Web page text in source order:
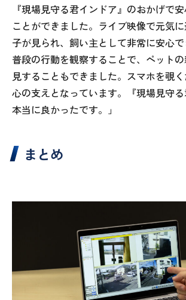
『現場見守る君インドア』のおかげで
ことができました。ライブ映像で元気
子が見られ、飼い主として非常に安心で
普段の行動を観察することで、ペット
見することもできました。スマホを覗く
心の支えとなっています。『現場見守
本当に良かったです。」
まとめ